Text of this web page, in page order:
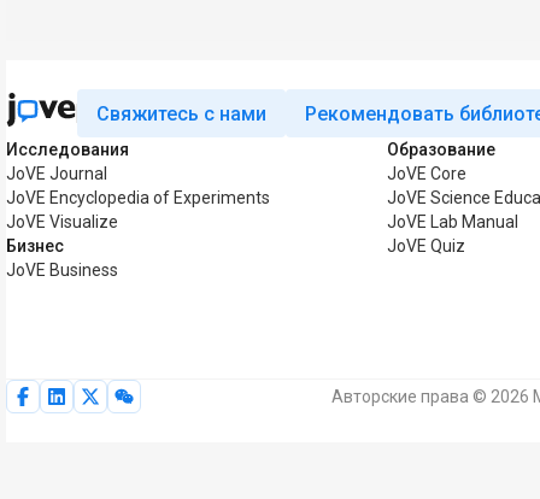
Свяжитесь с нами Рекомендовать
Исследования
JoVE Journal
JoVE Encyclopedia of Experiments
JoVE Visualize
Бизнес
JoVE Business
Образование
JoVE Core
JoVE Science
JoVE Lab Manual
JoVE Quiz
Авторские права © 2026